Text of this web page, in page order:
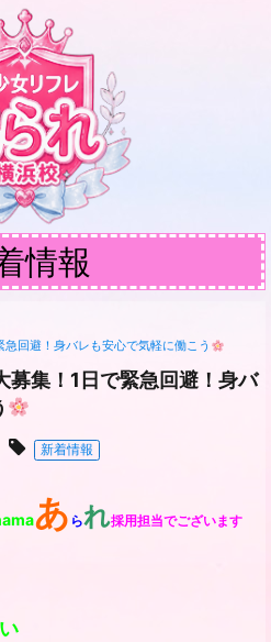
情報
回避！身バレも安心で気軽に働こう
募集！1日で緊急回避！身バ
新着情報
あ られ採用担当でございます